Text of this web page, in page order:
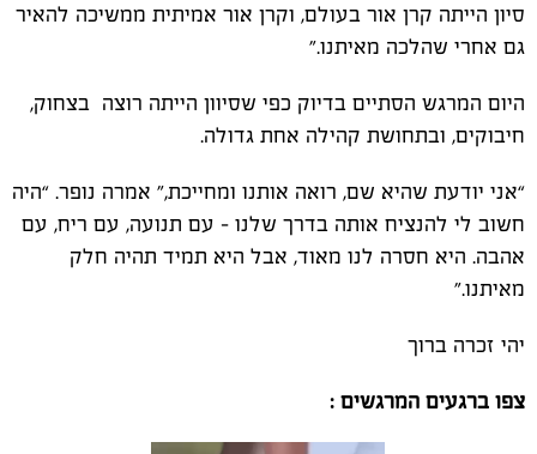
סיון הייתה קרן אור בעולם, וקרן אור אמיתית ממשיכה להאיר
גם אחרי שהלכה מאיתנו.”
היום המרגש הסתיים בדיוק כפי שסיוון הייתה רוצה בצחוק,
חיבוקים, ובתחושת קהילה אחת גדולה.
“אני יודעת שהיא שם, רואה אותנו ומחייכת,” אמרה נופר. “היה
חשוב לי להנציח אותה בדרך שלנו – עם תנועה, עם ריח, עם
אהבה. היא חסרה לנו מאוד, אבל היא תמיד תהיה חלק
מאיתנו.”
יהי זכרה ברוך
צפו ברגעים המרגשים :